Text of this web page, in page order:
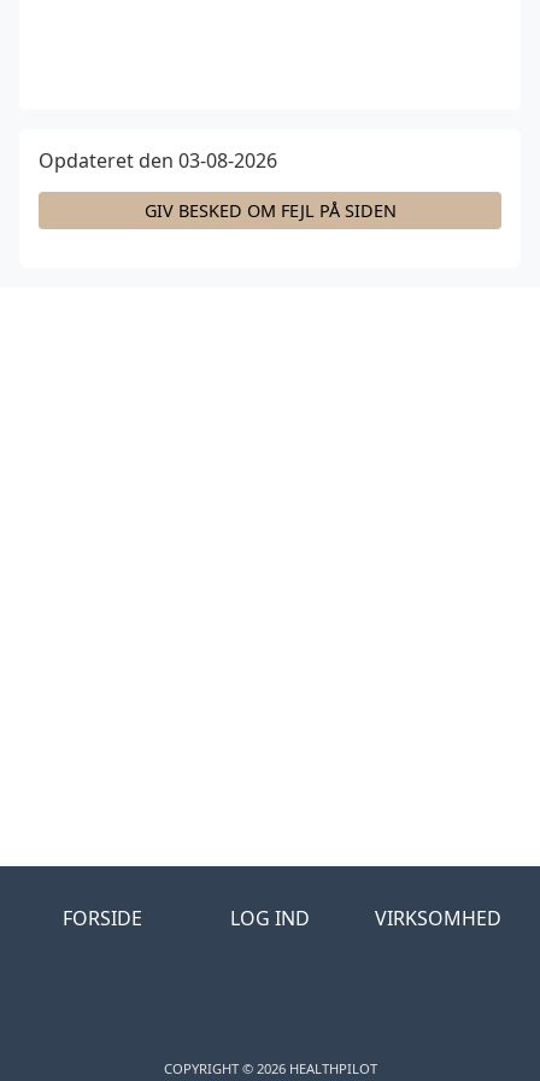
Opdateret den 03-08-2026
GIV BESKED OM FEJL PÅ SIDEN
FORSIDE LOG IND VIRKSOMHED
COPYRIGHT © 2026 HEALTHPILOT